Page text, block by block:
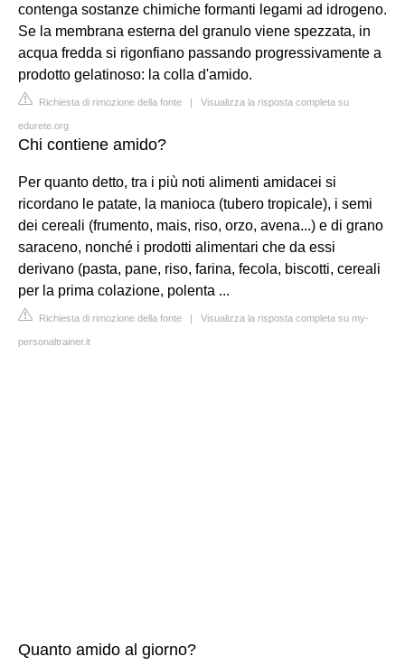
contenga sostanze chimiche formanti legami ad idrogeno.
Se la membrana esterna del granulo viene spezzata, in
acqua fredda si rigonfiano passando progressivamente a
prodotto gelatinoso: la colla d'amido.
Richiesta di rimozione della fonte | Visualizza la risposta completa su
edurete.org
Chi contiene amido?
Per quanto detto, tra i più noti alimenti amidacei si
ricordano le patate, la manioca (tubero tropicale), i semi
dei cereali (frumento, mais, riso, orzo, avena...) e di grano
saraceno, nonché i prodotti alimentari che da essi
derivano (pasta, pane, riso, farina, fecola, biscotti, cereali
per la prima colazione, polenta ...
Richiesta di rimozione della fonte | Visualizza la risposta completa su my-
personaltrainer.it
Quanto amido al giorno?